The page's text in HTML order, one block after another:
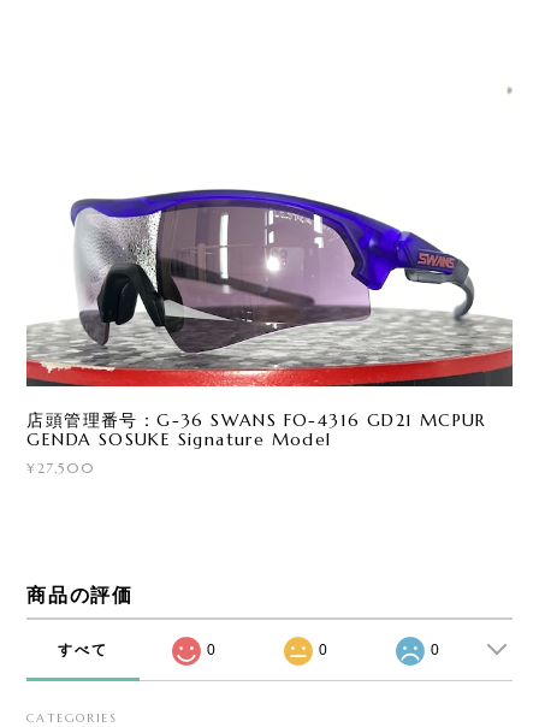
店頭管理番号：G-36 SWANS FO-4316 GD21 MCPUR
GENDA SOSUKE Signature Model
¥27,500
商品の評価
すべて 0 0 0
CATEGORIES